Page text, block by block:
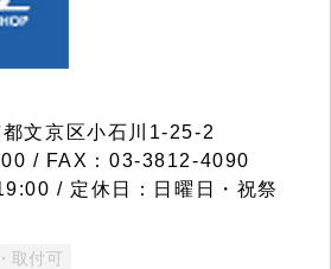
文京区小石川1-25-2
/ FAX：03-3812-4090
/ 定休日：日曜日・祝祭
取付可